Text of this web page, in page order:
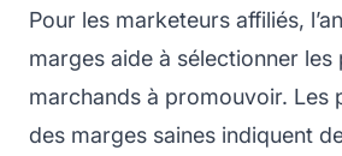
Pour les marketeurs affiliés,
marges aide à sélectionner
marchands à promouvoir. Les
des marges saines indiquent